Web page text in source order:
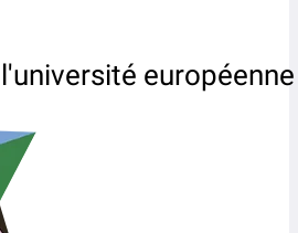
européenne